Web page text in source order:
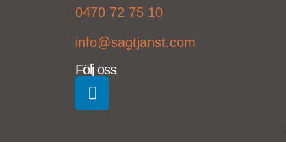
0470 72 75 10
info@sagtjanst.com
Följ oss